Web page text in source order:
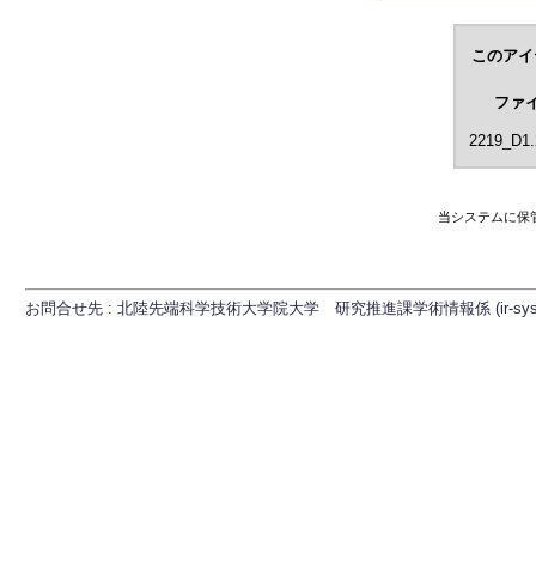
このア
ファ
当システムに保
お問合せ先 : 北陸先端科学技術大学院大学 研究推進課学術情報係 (ir-